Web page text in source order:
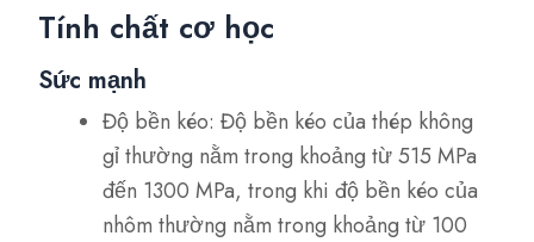
Tính chất cơ học
Sức mạnh
Độ bền kéo: Độ bền kéo của thép không
gỉ thường nằm trong khoảng từ 515 MPa
đến 1300 MPa, trong khi độ bền kéo của
nhôm thường nằm trong khoảng từ 100